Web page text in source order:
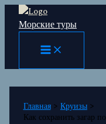
Перейти
Морские туры
Главная
Круизы
Как сохранить загар